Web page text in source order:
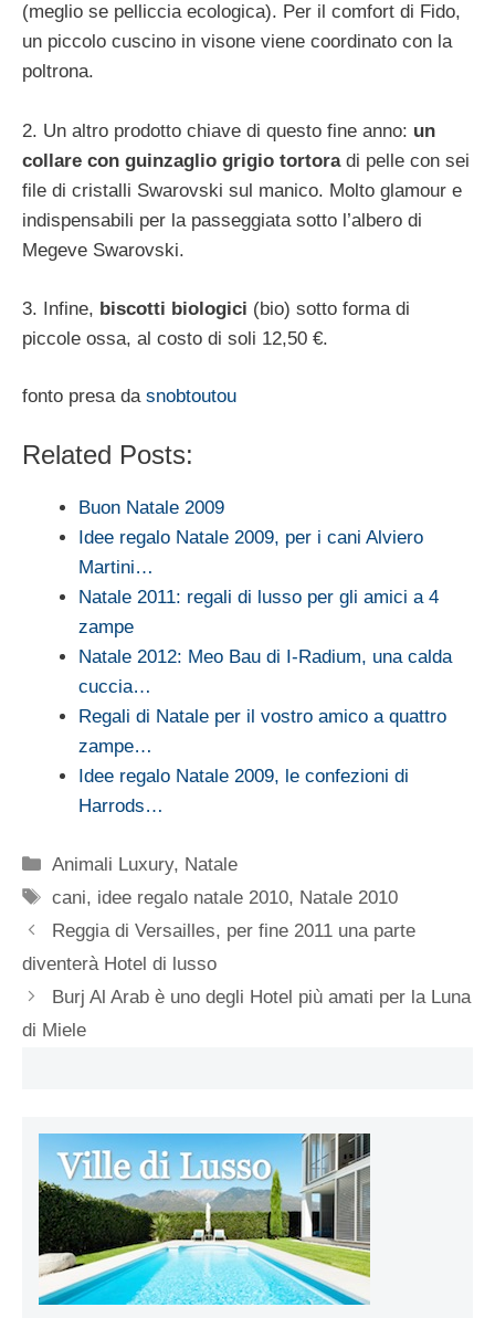
(meglio se pelliccia ecologica). Per il comfort di Fido,
un piccolo cuscino in visone viene coordinato con la
poltrona.
2. Un altro prodotto chiave di questo fine anno: un
collare con guinzaglio grigio tortora di pelle con sei
file di cristalli Swarovski sul manico. Molto glamour e
indispensabili per la passeggiata sotto l’albero di
Megeve Swarovski.
3. Infine, biscotti biologici (bio) sotto forma di
piccole ossa, al costo di soli 12,50 €.
fonto presa da snobtoutou
Related Posts:
Buon Natale 2009
Idee regalo Natale 2009, per i cani Alviero
Martini…
Natale 2011: regali di lusso per gli amici a 4
zampe
Natale 2012: Meo Bau di I-Radium, una calda
cuccia…
Regali di Natale per il vostro amico a quattro
zampe…
Idee regalo Natale 2009, le confezioni di
Harrods…
Categorie
Animali Luxury, Natale
Tag
cani, idee regalo natale 2010, Natale 2010
Reggia di Versailles, per fine 2011 una parte
diventerà Hotel di lusso
Burj Al Arab è uno degli Hotel più amati per la Luna
di Miele